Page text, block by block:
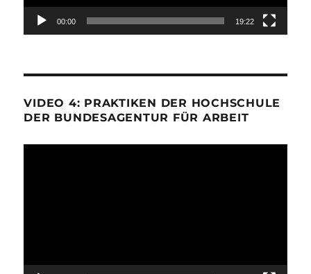
00:00 19:22
VIDEO 4: PRAKTIKEN DER HOCHSCHULE
DER BUNDESAGENTUR FÜR ARBEIT